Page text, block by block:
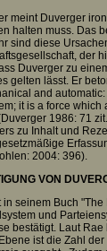
meint Duverger
halten muss. Das
sind diese
der
Duverger zu
gelten lässt. Er
and
it is a force
1986: 71
zu Inhalt und
2004: 396).
VON
in seinem Buch
und
bestätigt. Laut
ist die Zahl